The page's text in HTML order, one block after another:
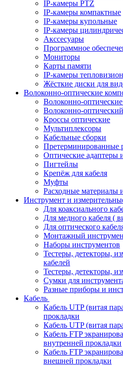
IP-камеры PTZ
IP-камеры компактные
IP-камеры купольные
IP-камеры
Акссесуары
Программное
Мониторы
Карты памяти
IP-камеры
Жёсткие диски для
Волоконно-оптические
Волоконно-
Волоконно-
Кроссы оптические
Мультиплексоры
Кабельные сборки
Претерминированные
Оптические адаптеры
Пигтейлы
Крепёж для кабеля
Муфты
Расходные материалы
Инструмент и
Для коаксиального
Для медного кабеля (
Для оптического
Монтажный
Наборы инструментов
Тестеры, детекторы,
кабелей
Тестеры, детекторы,
Сумки для
Разные приборы и
Кабель
Кабель UTP (витая
прокладки
Кабель UTP (витая
Кабель FTP
внутренней прокладки
Кабель FTP
внешней прокладки